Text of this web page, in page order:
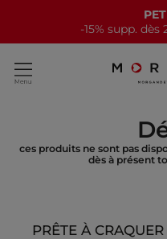
-15% supp.
ces produits ne sont pas
dès à présent
PRÊTE À CRAQUER